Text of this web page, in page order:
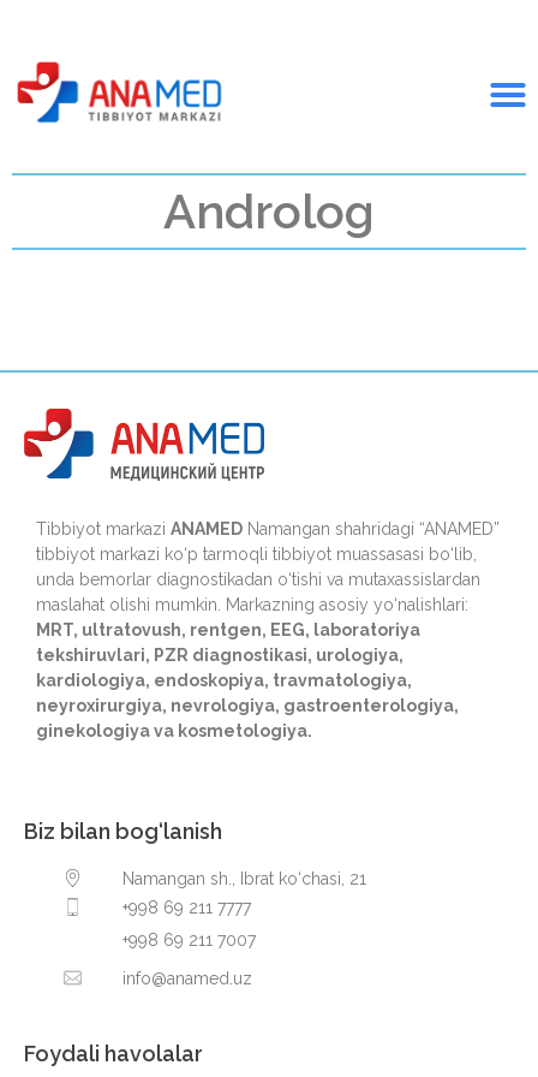
Androlog
Tibbiyot markazi ANAMED Namangan shahridagi “ANAMED”
tibbiyot markazi ko‘p tarmoqli tibbiyot muassasasi bo‘lib,
unda bemorlar diagnostikadan o‘tishi va mutaxassislardan
maslahat olishi mumkin. Markazning asosiy yo‘nalishlari:
MRT, ultratovush, rentgen, EEG, laboratoriya
tekshiruvlari, PZR diagnostikasi, urologiya,
kardiologiya, endoskopiya, travmatologiya,
neyroxirurgiya, nevrologiya, gastroenterologiya,
ginekologiya va kosmetologiya.
Biz bilan bog‘lanish
Namangan sh., Ibrat ko‘chasi, 21
+998 69 211 7777
+998 69 211 7007
info@anamed.uz
Foydali havolalar